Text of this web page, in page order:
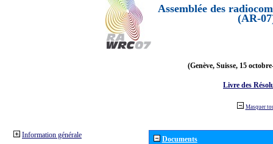
Assemblée des
(AR-
(Genève, Suisse, 15
Livre des
Masquer
Information générale Documents